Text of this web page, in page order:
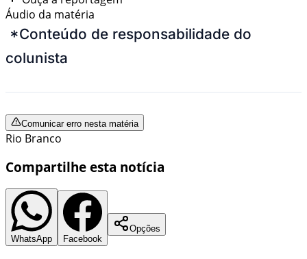
Áudio da matéria
*Conteúdo de responsabilidade do
colunista
Comunicar erro nesta matéria
Rio Branco
Compartilhe esta notícia
WhatsApp Facebook
Opções